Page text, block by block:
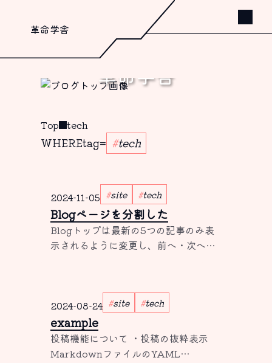
革命学舎
革命学舎
Top tech
WHEREtag= tech
2024-11-05 site tech
Blogページを分割した
Blogトップは最新の5つの記事のみ表
示されるように変更し、前へ・次へボ
2024-08-24 site tech
example
投稿機能について ・投稿の抜粋表示
MarkdownファイルのYAML